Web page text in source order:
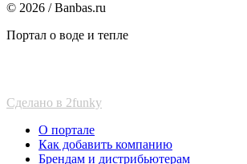
© 2026 / Banbas.ru
Портал о воде и тепле
Сделано в 2funky
О портале
Как добавить компанию
Брендам и дистрибьютерам